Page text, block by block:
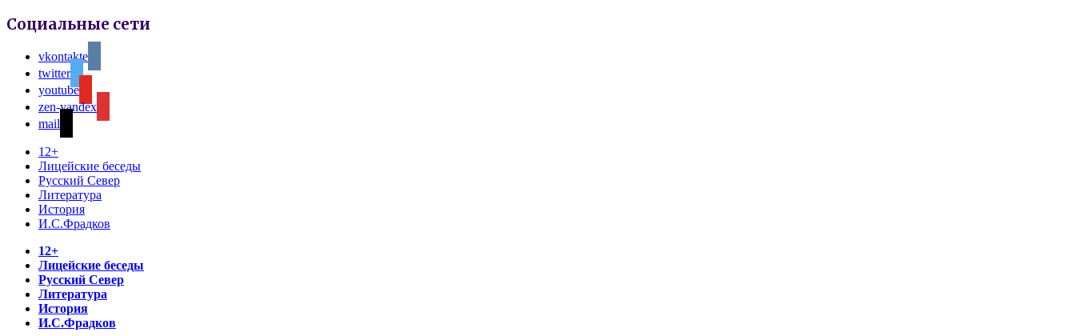
Социальные сети
vkontakte
twitter
youtube
zen-yandex
mail
12+
Лицейские беседы
Русский Север
Литература
История
И.С.Фрадков
12+
Лицейские беседы
Русский Север
Литература
История
И.С.Фрадков